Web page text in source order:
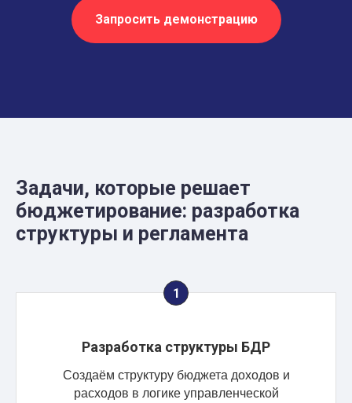
Запросить демонстрацию
Задачи, которые решает
бюджетирование: разработка
структуры и регламента
Разработка структуры БДР
Создаём структуру бюджета доходов и
расходов в логике управленческой